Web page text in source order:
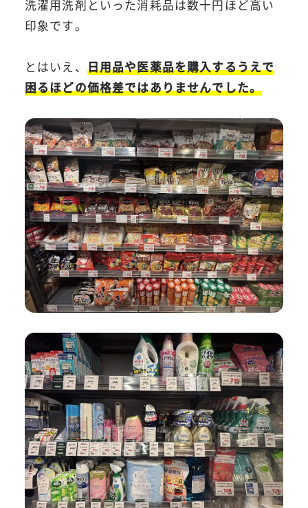
洗濯用洗剤といった消耗品は数十円ほど高い
印象です。
とはいえ、 日用品や医薬品を購入するうえで
困るほどの価格差ではありませんでした。